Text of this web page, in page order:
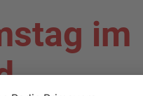
im